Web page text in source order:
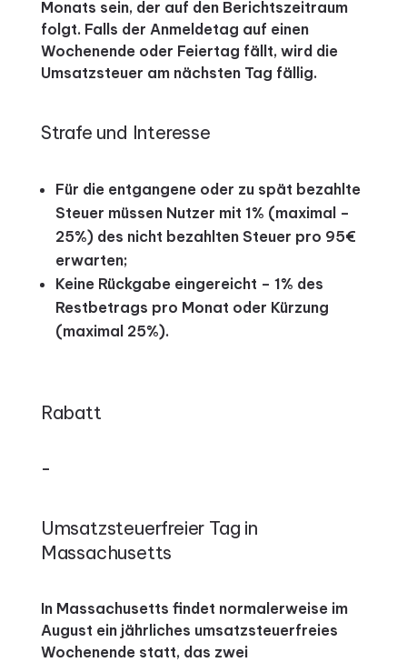
Monats sein, der auf den Berichtszeitraum
folgt. Falls der Anmeldetag auf einen
Wochenende oder Feiertag fällt, wird die
Umsatzsteuer am nächsten Tag fällig.
Strafe und Interesse
Für die entgangene oder zu spät bezahlte
Steuer müssen Nutzer mit 1% (maximal –
25%) des nicht bezahlten Steuer pro 95€
erwarten;
Keine Rückgabe eingereicht – 1% des
Restbetrags pro Monat oder Kürzung
(maximal 25%).
Rabatt
–
Umsatzsteuerfreier Tag in
Massachusetts
In Massachusetts findet normalerweise im
August ein jährliches umsatzsteuerfreies
Wochenende statt, das zwei